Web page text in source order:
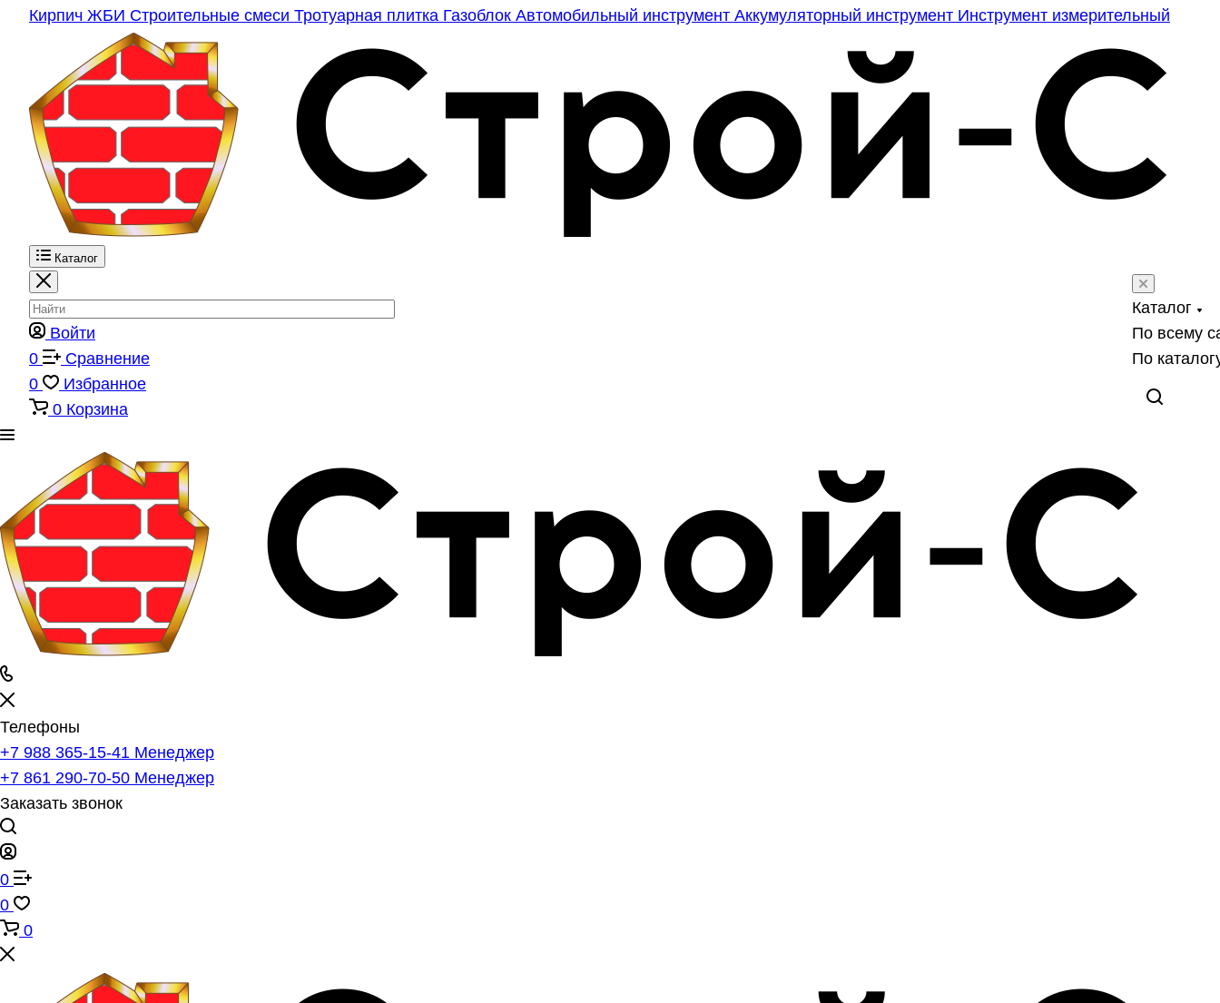
Кирпич ЖБИ Строительные смеси Тротуарная плитка Газоблок Автомобильный инструмент Аккумуляторный инструмент Инструмент измерительный
Каталог
Каталог
По всему
По
Войти
0
Сравнение
0
Избранное
0 Корзина
Телефоны
+7 988 365-15-41 Менеджер
+7 861 290-70-50 Менеджер
Заказать звонок
0
0
0